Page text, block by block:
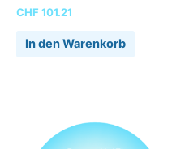
CHF 101.21
In den Warenkorb